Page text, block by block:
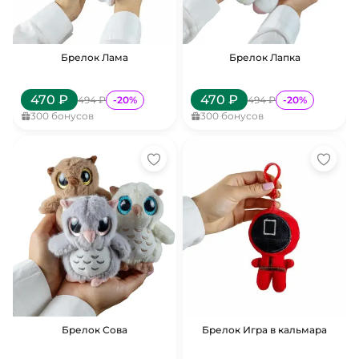
Брелок Лама
470 ₽ 494 ₽ -20%
300 бонусов
Брелок Лапка
470 ₽ 494 ₽ -20%
300 бонусов
Брелок Сова Брелок Игра в кальмара